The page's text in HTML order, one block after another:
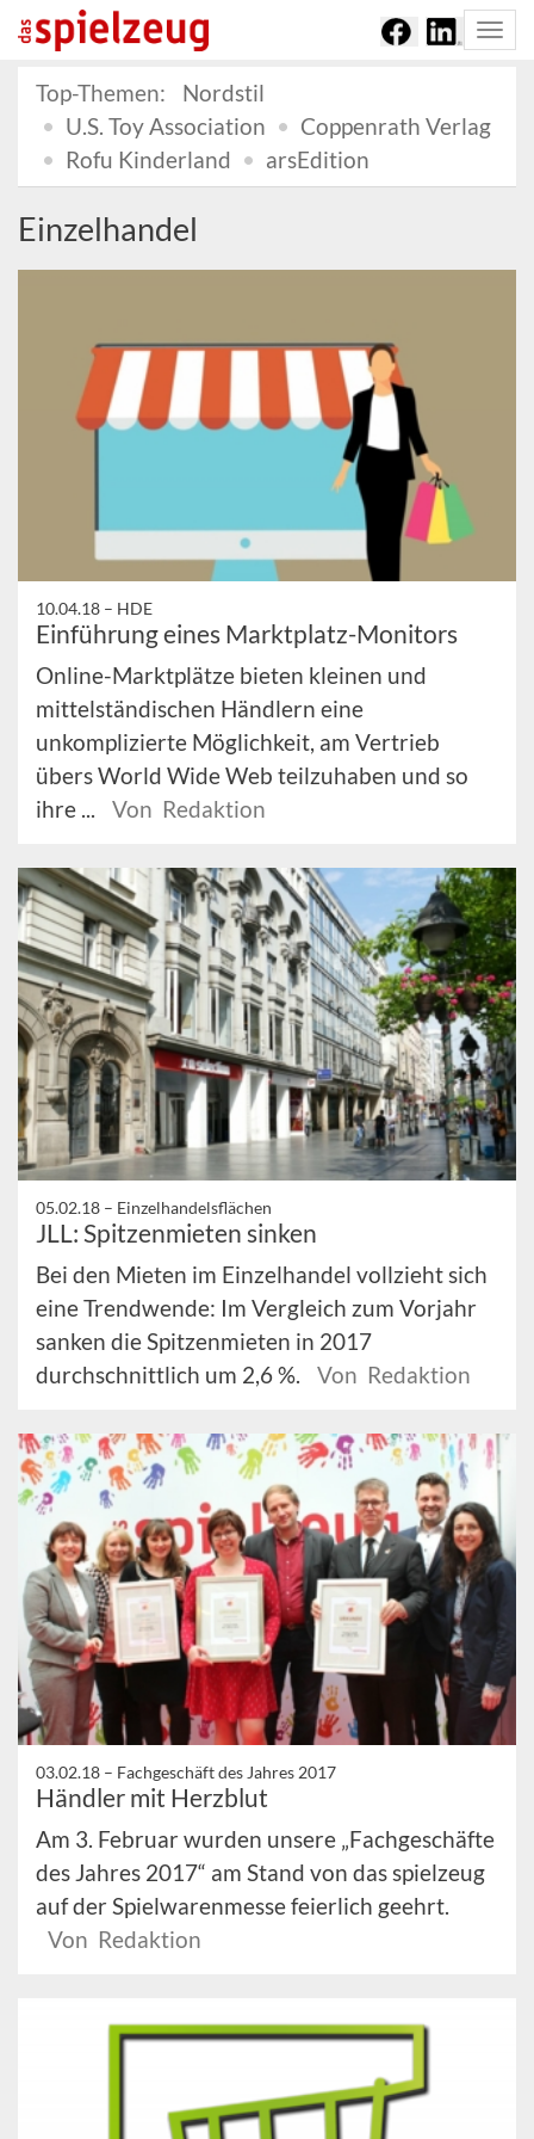
Top-Themen:
Nordstil
U.S. Toy Association
Coppenrath Verlag
Rofu Kinderland
arsEdition
Einzelhandel
10.04.18 – HDE
Einführung eines Marktplatz-Monitors
Online-Marktplätze bieten kleinen und
mittelständischen Händlern eine
unkomplizierte Möglichkeit, am Vertrieb
übers World Wide Web teilzuhaben und so
ihre ...
Von Redaktion
05.02.18 – Einzelhandelsflächen
JLL: Spitzenmieten sinken
Bei den Mieten im Einzelhandel vollzieht sich
eine Trendwende: Im Vergleich zum Vorjahr
sanken die Spitzenmieten in 2017
durchschnittlich um 2,6 %.
Von Redaktion
03.02.18 – Fachgeschäft des Jahres 2017
Händler mit Herzblut
Am 3. Februar wurden unsere „Fachgeschäfte
des Jahres 2017“ am Stand von das spielzeug
auf der Spielwarenmesse feierlich geehrt.
Von Redaktion